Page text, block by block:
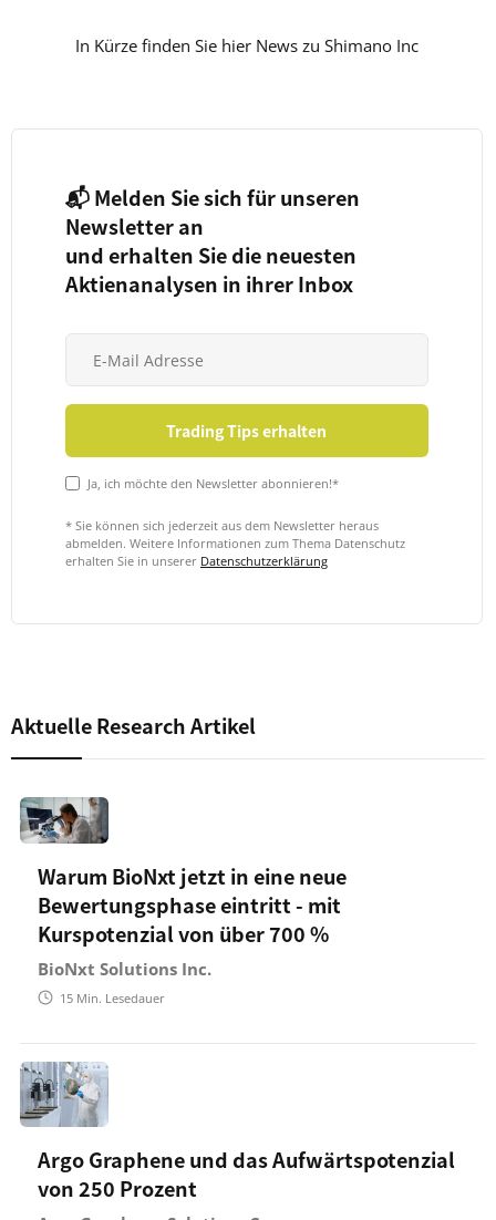
In Kürze finden Sie hier News zu Shimano Inc
📬 Melden Sie sich für unseren
Newsletter an
und erhalten Sie die neuesten
Aktienanalysen in ihrer Inbox
Ja, ich möchte den Newsletter abonnieren!*
* Sie können sich jederzeit aus dem Newsletter heraus
abmelden. Weitere Informationen zum Thema Datenschutz
erhalten Sie in unserer Datenschutzerklärung
Aktuelle Research Artikel
Warum BioNxt jetzt in eine neue
Bewertungsphase eintritt - mit
Kurspotenzial von über 700 %
BioNxt Solutions Inc.
15 Min. Lesedauer
Argo Graphene und das Aufwärtspotenzial
von 250 Prozent